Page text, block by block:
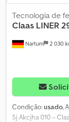
Nartum 2 030
Tecnologia de
Claas LINER
Condição:usado,
Sj Akcjha 010 –